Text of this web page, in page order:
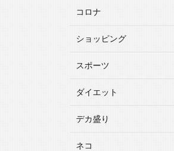
コロナ
ショッピング
スポーツ
ダイエット
デカ盛り
ネコ